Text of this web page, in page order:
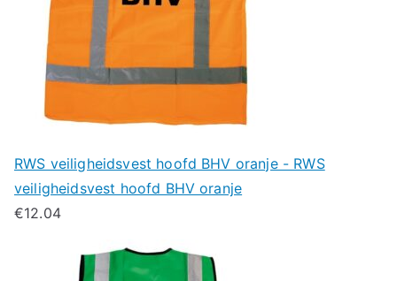
RWS veiligheidsvest hoofd BHV oranje - RWS
veiligheidsvest hoofd BHV oranje
€12.04